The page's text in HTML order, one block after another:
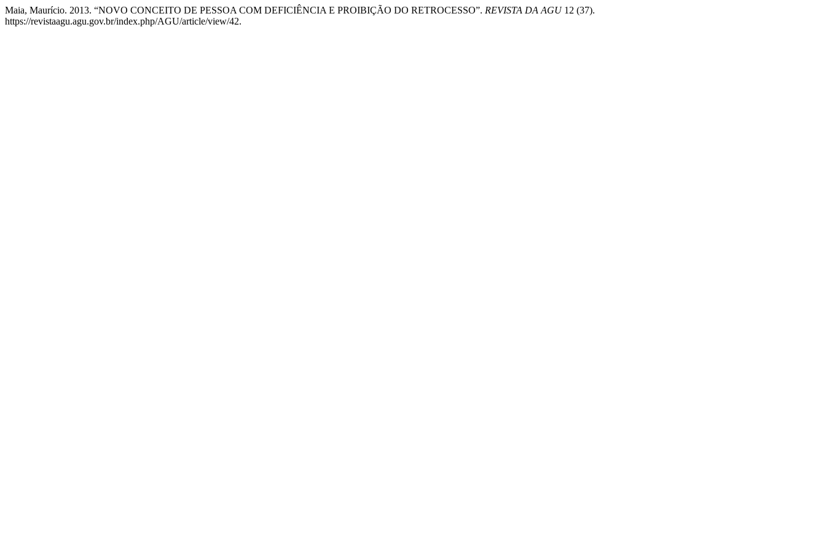
Maia, Maurício. 2013. “NOVO CONCEITO DE PESSOA COM DEFICIÊNCIA E PROIBIÇÃO DO RETROCESSO”. REVISTA DA AGU12 (37).
https://revistaagu.agu.gov.br/index.php/AGU/article/view/42.